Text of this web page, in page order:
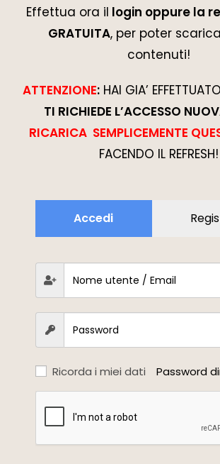
Effettua ora il login oppure la
GRATUITA, per poter
contenuti!
ATTENZIONE:HAI GIA’
TI RICHIEDE L’ACCESSO
RICARICA SEMPLICEMENTE
FACENDO IL REFRESH!
Accedi
Ricorda i miei dati Password